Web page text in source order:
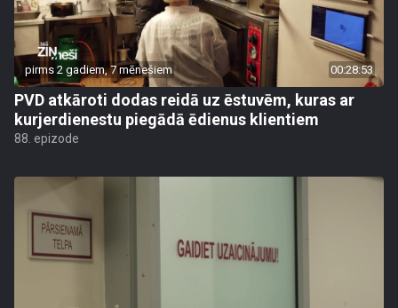
pirms 2 gadiem, 7 mēnešiem 00:28:53
PVD atkāroti dodas reidā uz ēstuvēm, kuras ar
kurjerdienestu piegādā ēdienus klientiem
88. epizode